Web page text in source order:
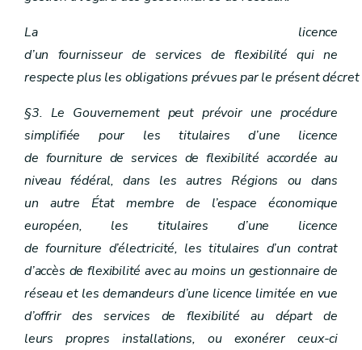
La licence
d’un fournisseur de services de flexibilité qui ne
respecte plus les obligations prévues par le présent
§3. Le Gouvernement peut prévoir une procédure
simplifiée pour les titulaires d’une licence
de fourniture de services de flexibilité accordée au
niveau fédéral, dans les autres Régions ou dans
un autre État membre de l’espace économique
européen, les titulaires d’une licence
de fourniture d’électricité, les titulaires d’un contrat
d’accès de flexibilité avec au moins un gestionnaire de
réseau et les demandeurs d’une licence limitée en vue
d’offrir des services de flexibilité au départ de
leurs propres installations, ou exonérer ceux-ci